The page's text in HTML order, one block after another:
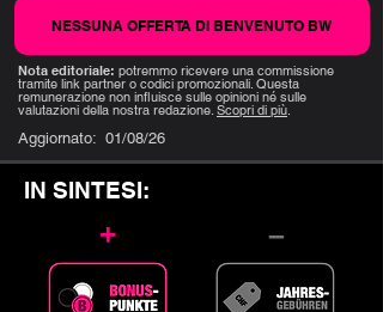
NESSUNA OFFERTA DI BENVENUTO BW
Nota editoriale: potremmo ricevere una commissione
tramite link partner o codici promozionali. Questa
remunerazione non influisce sulle opinioni né sulle
valutazioni della nostra redazione. Scopri di più.
01/08/26
Aggiornato:
IN SINTESI:
+ –